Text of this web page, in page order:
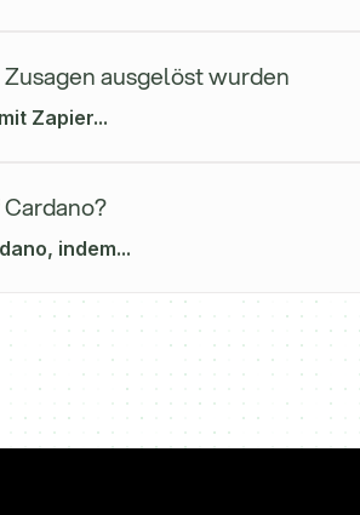
ausgelöst wurden
Zapier...
indem...